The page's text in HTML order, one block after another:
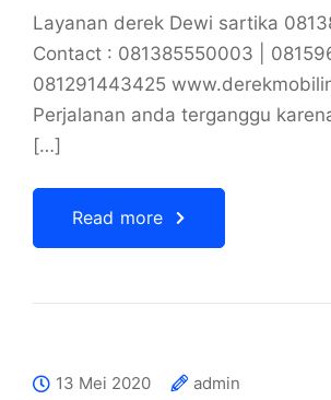
Layanan derek Dewi sartika
Contact : 081385550003 |
081291443425
Perjalanan anda terganggu
[…]
Read more
13 Mei 2020
admin